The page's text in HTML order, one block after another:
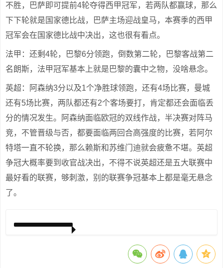
不胜，巴萨即可提前4轮夺得西甲冠军，若两队都赢球，那么
下下轮就是国家德比战，巴萨主场迎战皇马，本赛季的西甲
冠军会在国家德比战中决出，这也很有看点。
法甲：还剩4轮，巴黎6分领跑，倒数第二轮，巴黎客战第二
名朗斯，法甲冠军基本上就是巴黎的囊中之物，没啥悬念。
英超：阿森纳3分以及1个净胜球领跑，还有4场比赛，曼城
还有5场比赛，两队都还有2个客场要打，肯定都还会面临丢
分的情况发生。阿森纳面临欧冠的双线作战，半决赛对阵马
竞，不管晋级与否，都要面临两回合高强度的比赛，若阿尔
特塔一直不轮换，那么赖斯和苏维门迪就会疲惫不堪。英超
争冠大概率要到收官战决出，不得不说英超还是五大联赛中
最好看的联赛，够刺激，别的联赛争冠基本上都是毫无悬念
了。